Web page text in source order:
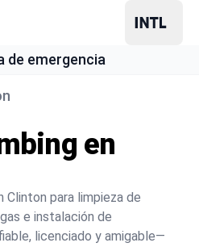
de emergencia
en
Clinton para limpieza de
e instalación de
licenciado y amigable—